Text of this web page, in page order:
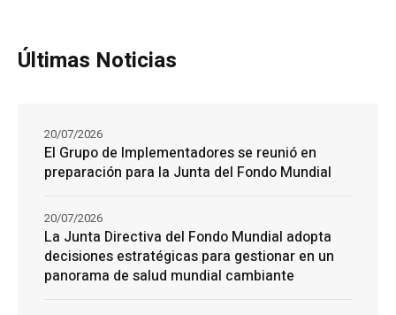
Últimas Noticias
El Grupo de Implementadores se reunió en
preparación para la Junta del Fondo Mundial
20/07/2026
La Junta Directiva del Fondo Mundial adopta
decisiones estratégicas para gestionar en un
panorama de salud mundial cambiante
20/07/2026